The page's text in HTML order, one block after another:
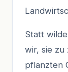
Statt
wir, sie zu
pflanzten